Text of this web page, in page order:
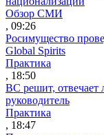
Обзор СМИ
, 09:26
Росимущество
Global Spirits
Практика
, 18:50
ВС решит,
руководитель
Практика
, 18:47